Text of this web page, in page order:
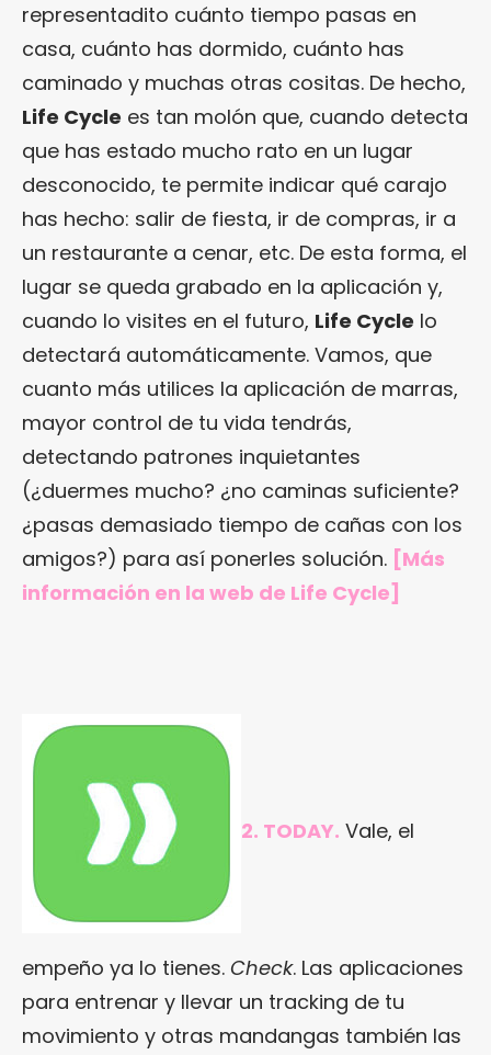
representadito cuánto tiempo pasas en
casa, cuánto has dormido, cuánto has
caminado y muchas otras cositas. De hecho,
Life Cycle es tan molón que, cuando detecta
que has estado mucho rato en un lugar
desconocido, te permite indicar qué carajo
has hecho: salir de fiesta, ir de compras, ir a
un restaurante a cenar, etc. De esta forma, el
lugar se queda grabado en la aplicación y,
cuando lo visites en el futuro, Life Cycle lo
detectará automáticamente. Vamos, que
cuanto más utilices la aplicación de marras,
mayor control de tu vida tendrás,
detectando patrones inquietantes
(¿duermes mucho? ¿no caminas suficiente?
¿pasas demasiado tiempo de cañas con los
amigos?) para así ponerles solución. [Más
información en la web de Life Cycle]
2. TODAY. Vale, el
empeño ya lo tienes. Check. Las aplicaciones
para entrenar y llevar un tracking de tu
movimiento y otras mandangas también las